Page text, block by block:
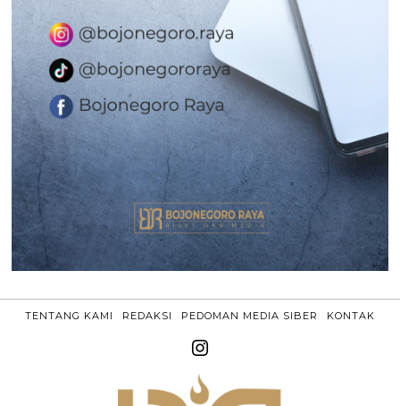
TENTANG KAMI REDAKSI PEDOMAN MEDIA SIBER KONTAK